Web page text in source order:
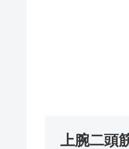
上腕二頭